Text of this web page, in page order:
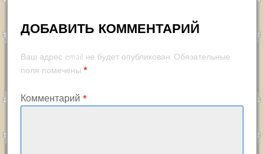
ДОБАВИТЬ КОММЕНТАРИЙ
Ваш адрес email не будет опубликован. Обязательные
поля помечены *
Комментарий *